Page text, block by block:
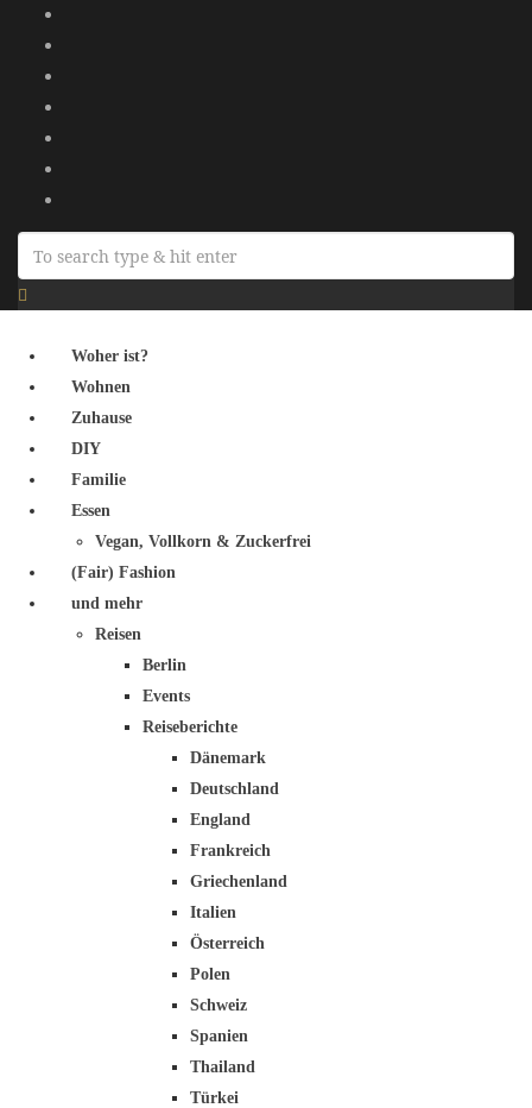
Woher ist?
Wohnen
Zuhause
DIY
Familie
Essen
Vegan, Vollkorn & Zuckerfrei
(Fair) Fashion
und mehr
Reisen
Berlin
Events
Reiseberichte
Dänemark
Deutschland
England
Frankreich
Griechenland
Italien
Österreich
Polen
Schweiz
Spanien
Thailand
Türkei